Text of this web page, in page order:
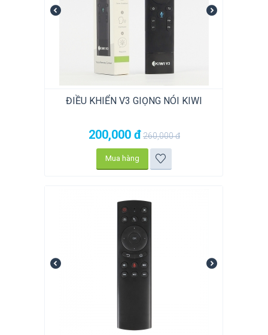
ĐIỀU KHIỂN V3 GIỌNG NÓI KIWI
200,000 đ260,000đ
Mua hàng